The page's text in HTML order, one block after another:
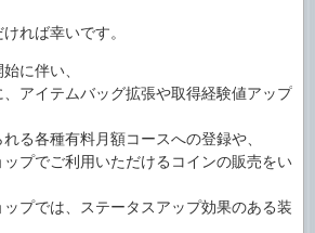
れば幸いです。
に伴い、
、アイテムバッグ拡張や取得経験値アップ
る各種有料月額コースへの登録や、
プでご利用いただけるコインの販売をい
プでは、ステータスアップ効果のある装